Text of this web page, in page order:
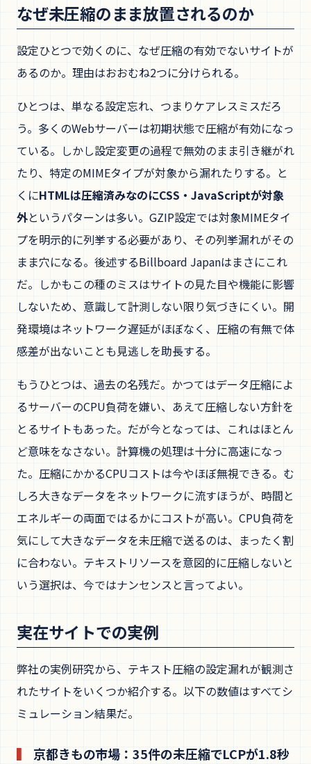
なぜ未圧縮のまま放置されるのか
設定ひとつで効くのに、なぜ圧縮の有効でないサイトが
あるのか。理由はおおむね2つに分けられる。
ひとつは、単なる設定忘れ、つまりケアレスミスだろ
う。多くのWebサーバーは初期状態で圧縮が有効になっ
ている。しかし設定変更の過程で無効のまま引き継がれ
たり、特定のMIMEタイプが対象から漏れたりする。と
くにHTMLは圧縮済みなのにCSS・JavaScriptが対象
外というパターンは多い。GZIP設定では対象MIMEタイ
プを明示的に列挙する必要があり、その列挙漏れがその
まま穴になる。後述するBillboard Japanはまさにこれ
だ。しかもこの種のミスはサイトの見た目や機能に影響
しないため、意識して計測しない限り気づきにくい。開
発環境はネットワーク遅延がほぼなく、圧縮の有無で体
感差が出ないことも見逃しを助長する。
もうひとつは、過去の名残だ。かつてはデータ圧縮によ
るサーバーのCPU負荷を嫌い、あえて圧縮しない方針を
とるサイトもあった。だが今となっては、これはほとん
ど意味をなさない。計算機の処理は十分に高速になっ
た。圧縮にかかるCPUコストは今やほぼ無視できる。む
しろ大きなデータをネットワークに流すほうが、時間と
エネルギーの両面ではるかにコストが高い。CPU負荷を
気にして大きなデータを未圧縮で送るのは、まったく割
に合わない。テキストリソースを意図的に圧縮しないと
いう選択は、今ではナンセンスと言ってよい。
実在サイトでの実例
弊社の実例研究から、テキスト圧縮の設定漏れが観測さ
れたサイトをいくつか紹介する。以下の数値はすべてシ
ミュレーション結果だ。
京都きもの市場：35件の未圧縮でLCPが1.8秒